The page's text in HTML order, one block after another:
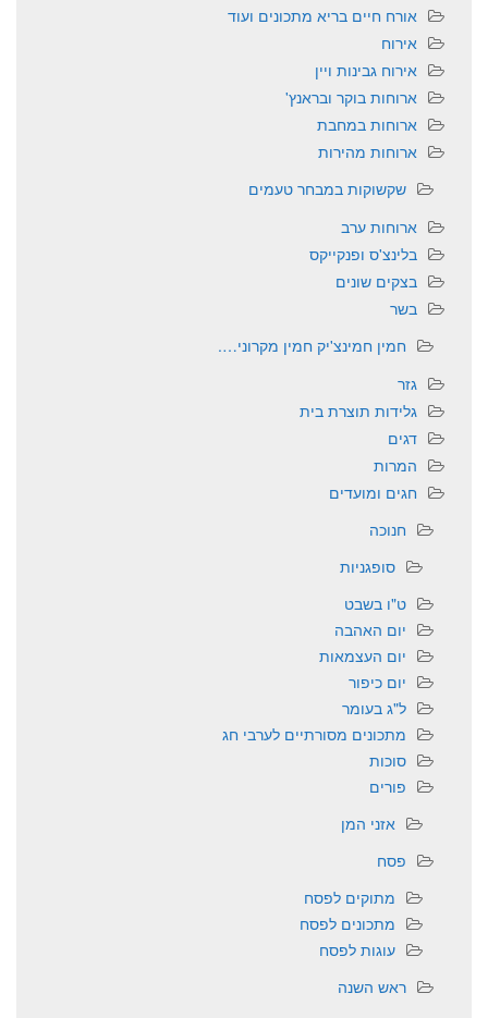
אורח חיים בריא מתכונים ועוד
אירוח
אירוח גבינות ויין
ארוחות בוקר ובראנץ'
ארוחות במחבת
ארוחות מהירות
שקשוקות במבחר טעמים
ארוחות ערב
בלינצ'ס ופנקייקס
בצקים שונים
בשר
חמין חמינצ'יק חמין מקרוני….
גזר
גלידות תוצרת בית
דגים
המרות
חגים ומועדים
חנוכה
סופגניות
ט"ו בשבט
יום האהבה
יום העצמאות
יום כיפור
ל"ג בעומר
מתכונים מסורתיים לערבי חג
סוכות
פורים
אזני המן
פסח
מתוקים לפסח
מתכונים לפסח
עוגות לפסח
ראש השנה